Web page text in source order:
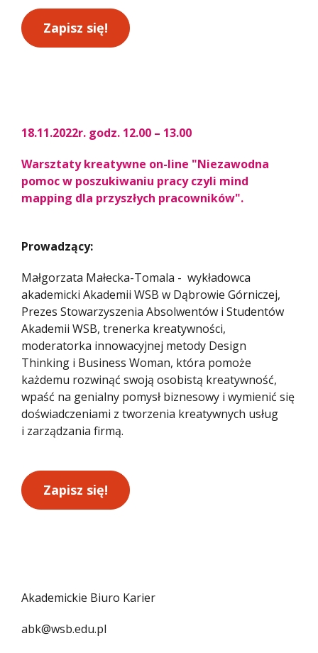
Zapisz się!
18.11.2022r. godz. 12.00 – 13.00
Warsztaty kreatywne on-line "Niezawodna
pomoc w poszukiwaniu pracy czyli mind
mapping dla przyszłych pracowników".
Prowadzący:
Małgorzata Małecka-Tomala - wykładowca
akademicki Akademii WSB w Dąbrowie Górniczej,
Prezes Stowarzyszenia Absolwentów i Studentów
Akademii WSB, trenerka kreatywności,
moderatorka innowacyjnej metody Design
Thinking i Business Woman, która pomoże
każdemu rozwinąć swoją osobistą kreatywność,
wpaść na genialny pomysł biznesowy i wymienić się
doświadczeniami z tworzenia kreatywnych usług
i zarządzania firmą.
Zapisz się!
Akademickie Biuro Karier
abk@wsb.edu.pl